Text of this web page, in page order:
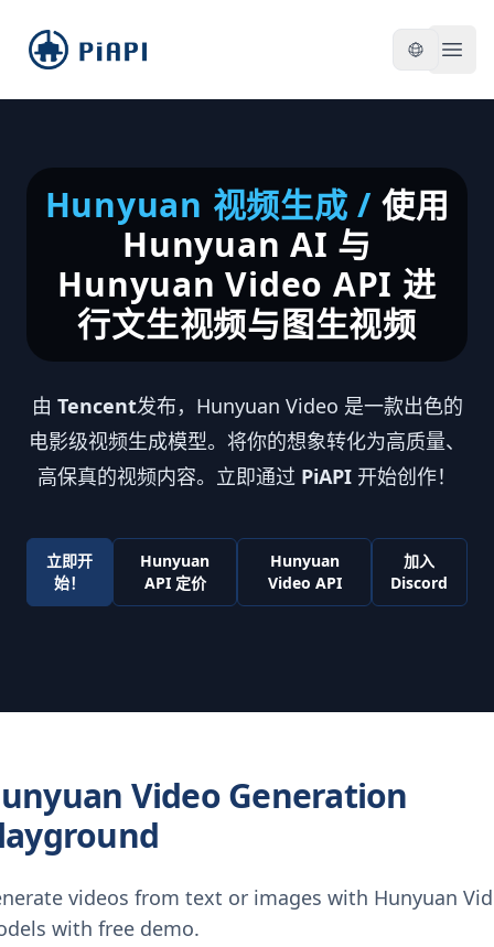
piapi
Hunyuan 视频生成 / 使用
Hunyuan AI 与
Hunyuan Video API 进
行文生视频与图生视频
由 Tencent发布，Hunyuan Video 是一款出色的
电影级视频生成模型。将你的想象转化为高质量、
高保真的视频内容。立即通过 PiAPI 开始创作！
立即开
始！
Hunyuan
API 定价
Hunyuan
Video API
加入
Discord
Video Generation
videos from text or images with Hunyuan
with free demo.